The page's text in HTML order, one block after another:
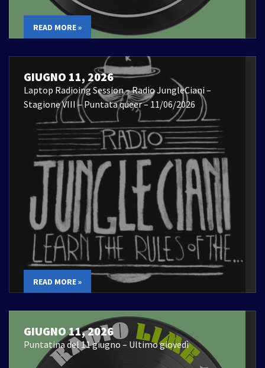
READ MORE »
GIUGNO 11, 2026
Laptop Radioing Session – Radio JungleCiani –
Stagione VIII – Puntata queer – 11/06/2026
READ MORE »
GIUGNO 11, 2026
Puntatina del 11 giugno – Ultimo giovedì